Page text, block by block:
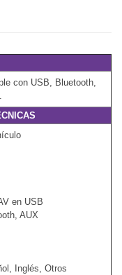
con USB, Bluetooth,
en USB
AUX
Inglés, Otros